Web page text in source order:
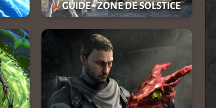
GUIDE - ZONE DE SOLSTICE